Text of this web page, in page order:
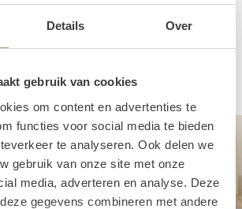
Details Over
gebruik van cookies
om content en advertenties te
functies voor social media te bieden
te analyseren. Ook delen we
gebruik van onze site met onze
media, adverteren en analyse. Deze
gegevens combineren met andere